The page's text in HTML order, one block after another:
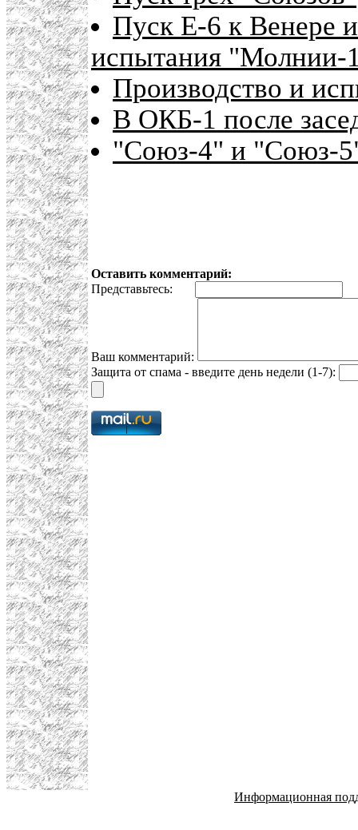
Пуск Е-6 к Венере
испытания "Молнии-
Производство и
В ОКБ-1 после
"Союз-4" и "Союз-
Оставить комментарий:
Представьтесь:
Ваш комментарий:
Защита от спама - введите день недели (1-7):
Информационная